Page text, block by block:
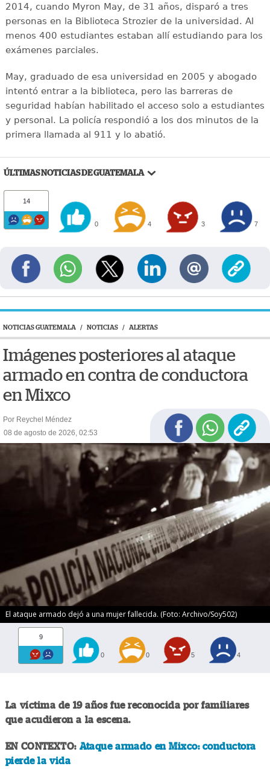
2014, cuando Myron May, de 31 años, disparó a tres
personas en la Biblioteca Strozier de la universidad. Al
menos 400 estudiantes estaban allí estudiando para los
exámenes parciales.
May, graduado de esa universidad en 2005 y abogado
intentó entrar a la biblioteca, pero las barreras de
seguridad habían habilitado el acceso solo a estudiantes
y personal. La policía respondió a los dos minutos de la
primera llamada al 911 y lo abatió.
ÚLTIMAS NOTICIAS DE GUATEMALA
14
0 4 3 7
NOTICIAS GUATEMALA / NOTICIAS / ALERTAS
Imágenes posteriores al ataque
armado en contra de conductora
en Mixco
Por Reychel Méndez
08 de agosto de 2026, 02:53
El ataque armado dejó a una mujer fallecida. (Foto: Archivo/Soy502)
9
0 0 5 4
La víctima de 19 años fue reconocida por familiares
que acudieron a la escena.
EN CONTEXTO: Ataque armado en Mixco: conductora
pierde la vida